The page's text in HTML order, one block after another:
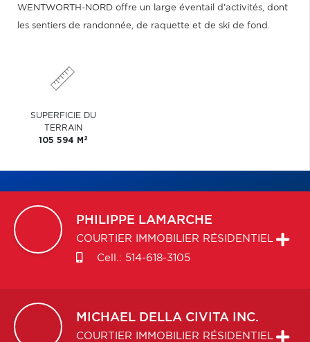
WENTWORTH-NORD offre un large éventail d'activités, dont
les sentiers de randonnée, de raquette et de ski de fond.
SUPERFICIE DU
TERRAIN
105 594 M 2
PHILIPPE LAMARCHE
COURTIER IMMOBILIER RÉSIDENTIEL
Cell.: 514-618-3105
MICHAEL DELLA CIVITA INC.
COURTIER IMMOBILIER RÉSIDENTIEL